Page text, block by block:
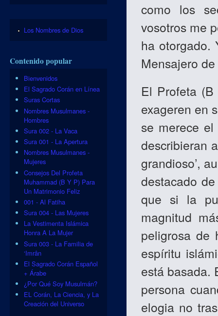
como los
vosotros me
ha otorgado.
Mensajero
El Profeta
exageren en
se merece
describieran
grandioso’,
destacado
que si la
magnitud
peligrosa de
espíritu
está basada.
persona
elogia no
Los Nombres de Dios
Contenido popular
Bienvenidos
El Sagrado Corán en Línea
Suras Cortas
Nombres Musulmanes -
Hombres
Sura 002 - La Vaca
Sura 001 - La Apertura
Nombres Musulmanes -
Mujeres
Consejos Del Profeta
Muhammad (B Y P) Para
Un Matrimonio Feliz
001 - Al Fatiha
Sura 004 - Las Mujeres
La Vestimenta Islámica
Honra A La Mujer
Sura 003 - La Familia de
‘Imrân
El Sagrado Corán Español
+ Árabe
¿Por Qué Soy Musulmán?
EL Corán, La Ciencia, y La
Creación del Universo